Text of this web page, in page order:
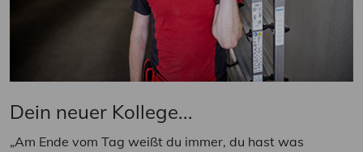
Dein neuer Kollege...
„Am Ende vom Tag weißt du immer, du hast was